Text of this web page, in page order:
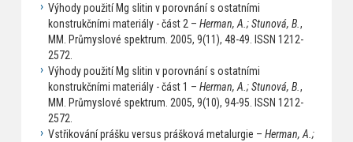
Výhody použití Mg slitin v porovnání s ostatními
konstrukčními materiály - část 2 – Herman, A.; Stunová, B. ,
MM. Průmyslové spektrum. 2005, 9(11), 48-49. ISSN 1212-
2572.
Výhody použití Mg slitin v porovnání s ostatními
konstrukčními materiály - část 1 – Herman, A.; Stunová, B. ,
MM. Průmyslové spektrum. 2005, 9(10), 94-95. ISSN 1212-
2572.
Vstřikování prášku versus prášková metalurgie – Herman, A.;